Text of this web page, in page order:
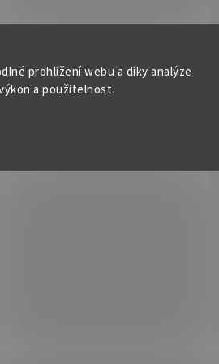
prohlížení webu a díky analýze
a použitelnost.